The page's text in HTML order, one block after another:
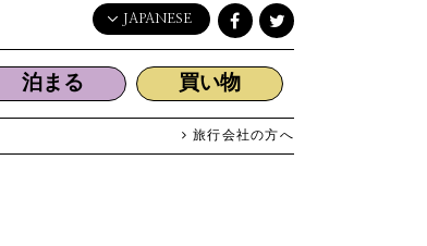
JAPANESE
English
日本語
简体中文
泊まる 買い物
旅行会社の方へ